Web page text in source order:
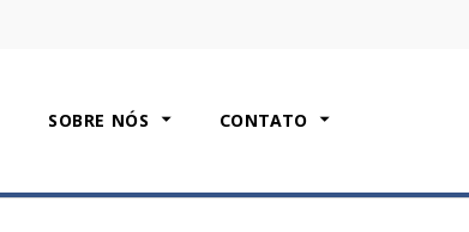
SOBRE NÓS CONTATO